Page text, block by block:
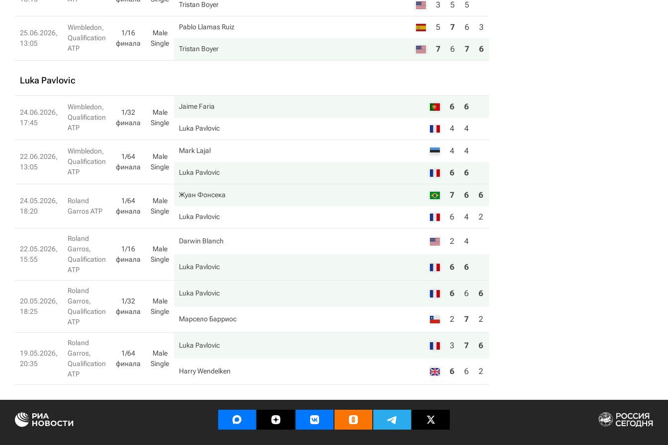
Tristan Boyer 3 5 5
25.06.2026,
13:05
Wimbledon,
Qualification
ATP
1/16
финала
Male
Single
Pablo Llamas Ruiz 5 7 6 3
Tristan Boyer 7 6 7 6
Luka Pavlovic
24.06.2026,
17:45
Wimbledon,
Qualification
ATP
1/32
финала
Male
Single
Jaime Faria 6 6
Luka Pavlovic 4 4
22.06.2026,
13:05
Wimbledon,
Qualification
ATP
1/64
финала
Male
Single
Mark Lajal 4 4
Luka Pavlovic 6 6
24.05.2026,
18:20
Roland
Garros ATP
1/64
финала
Male
Single
Жуан Фонсека 7 6 6
Luka Pavlovic 6 4 2
22.05.2026,
15:55
Roland
Garros,
Qualification
ATP
1/16
финала
Male
Single
Darwin Blanch 2 4
Luka Pavlovic 6 6
20.05.2026,
18:25
Roland
Garros,
Qualification
ATP
1/32
финала
Male
Single
Luka Pavlovic 6 6 6
Марсело Барриос 2 7 2
19.05.2026,
20:35
Roland
Garros,
Qualification
ATP
1/64
финала
Male
Single
Luka Pavlovic 3 7 6
Harry Wendelken 6 6 2